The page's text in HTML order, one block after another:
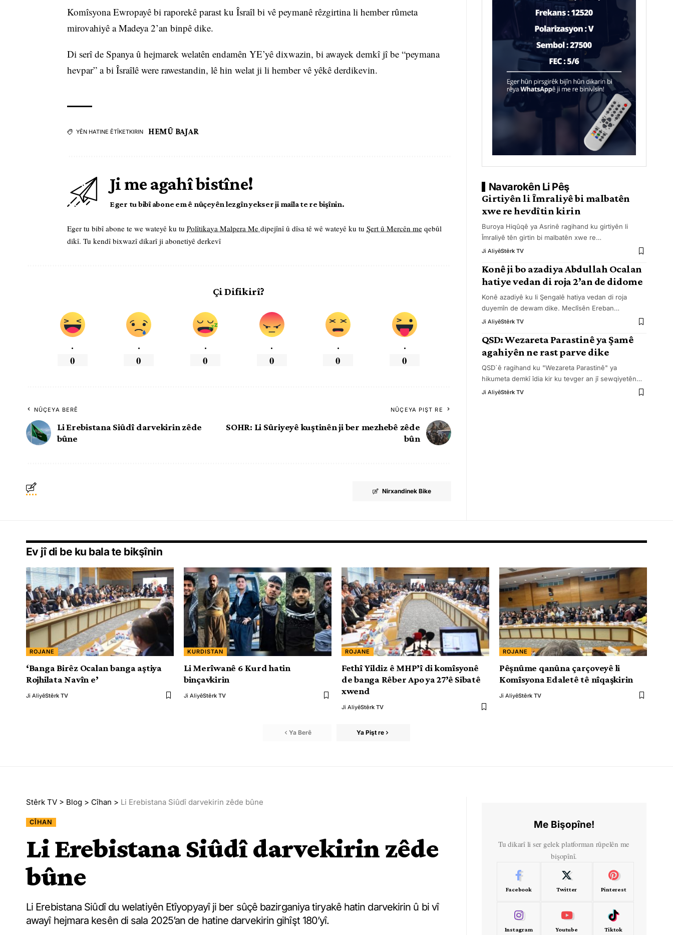
Komîsyona Ewropayê bi raporekê parast ku Îsraîl bi vê peymanê rêzgirtina li hember rûmeta
mirovahiyê a Madeya 2’an binpê dike.
Di serî de Spanya û hejmarek welatên endamên YE’yê dixwazin, bi awayek demkî jî be “peymana
hevpar” a bi Îsraîlê were rawestandin, lê hin welat ji li hember vê yêkê derdikevin.
YÊN HATINE ÊTÎKETKIRIN HEMÛ BAJAR
Ji me agahî bistîne!
Eger tu bibî abone em ê nûçeyên lezgîn yekser ji maîla te re bişînin.
Eger tu bibî abone te we wateyê ku tu Polîtikaya Malpera Me dipejînî û dîsa tê wê wateyê ku tu Şert û Mercên me qebûl
dikî. Tu kendî bixwazî dikarî ji abonetiyê derkevî
Çi Difikirî?
.
0
.
0
.
0
.
0
.
0
.
0
NÛÇEYA BERÊ
Li Erebistana Siûdî darvekirin zêde
bûne
NÛÇEYA PIŞT RE
SOHR: Li Sûriyeyê kuştinên ji ber mezhebê zêde
bûn
Nirxandinek Bike
Navarokên Li Pêş
Girtiyên li Îmraliyê bi malbatên
xwe re hevdîtin kirin
Buroya Hiqûqê ya Asrinê ragihand ku girtiyên li
Îmraliyê tên girtin bi malbatên xwe re…
Ji AliyêStêrk TV
Konê ji bo azadiya Abdullah Ocalan
hatiye vedan di roja 2’an de didome
Konê azadiyê ku li Şengalê hatiya vedan di roja
duyemîn de dewam dike. Meclîsên Ereban…
Ji AliyêStêrk TV
QSD: Wezareta Parastinê ya Şamê
agahiyên ne rast parve dike
QSDˊê ragihand ku "Wezareta Parastinê" ya
hikumeta demkî îdia kir ku tevger an jî sewqiyetên…
Ji AliyêStêrk TV
Ev jî di be ku bala te bikşînin
ROJANE
‘Banga Birêz Ocalan banga aştiya
Rojhilata Navîn e’
Ji AliyêStêrk TV
KURDISTAN
Li Merîwanê 6 Kurd hatin
binçavkirin
Ji AliyêStêrk TV
ROJANE
Fethî Yildiz ê MHP’î di komîsyonê
de banga Rêber Apo ya 27’ê Sibatê
xwend
Ji AliyêStêrk TV
ROJANE
Pêşnûme qanûna çarçoveyê li
Komîsyona Edaletê tê nîqaşkirin
Ji AliyêStêrk TV
Ya Berê Ya Pişt re
Stêrk TV > Blog > Cîhan > Li Erebistana Siûdî darvekirin zêde bûne
CÎHAN
Li Erebistana Siûdî darvekirin zêde
bûne
Li Erebistana Siûdî du welatiyên Etîyopyayî ji ber sûçê bazirganiya tiryakê hatin darvekirin û bi vî
awayî hejmara kesên di sala 2025’an de hatine darvekirin gihîşt 180’yî.
Me Bişopîne!
Tu dikarî li ser gelek platforman rûpelên me
bişopînî.
Facebook Twitter Pinterest
Instagram Youtube Tiktok